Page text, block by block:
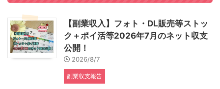
【副業収入】フォト・DL販売等ストッ
ク＋ポイ活等2026年7月のネット収支
公開！
2026/8/7
副業収支報告